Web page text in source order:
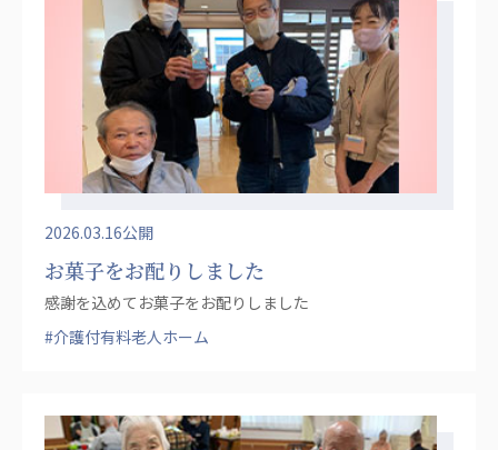
G-COM JOINT STOCK COMPANY
海外子会社・合弁会社
瀋陽長者会
上海介護施設
広州谷豊園
2026.03.16公開
お菓子をお配りしました
感謝を込めてお菓子をお配りしました
#介護付有料老人ホーム